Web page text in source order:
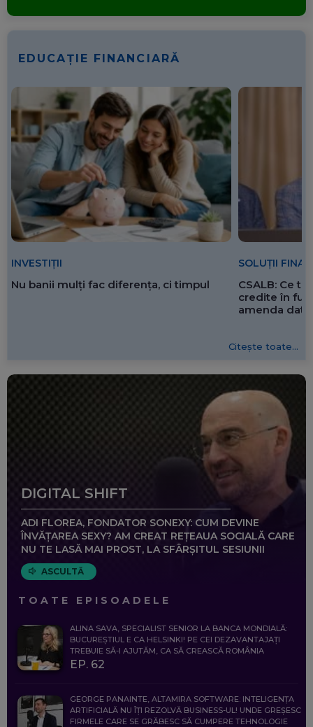
EDUCAȚIE FINANCIARĂ
INVESTIȚII
Nu banii mulți fac diferența, ci timpul
SOLUȚII
CSALB: Ce
credite în
amenda
Citește toate...
DIGITAL SHIFT
ADI FLOREA, FONDATOR SONEXY: CUM DEVINE
ÎNVĂȚAREA SEXY? AM CREAT REȚEAUA SOCIALĂ CARE
NU TE LASĂ MAI PROST, LA SFÂRȘITUL SESIUNII
ASCULTĂ
TOATE EPISOADELE
ALINA SAVA, SPECIALIST SENIOR LA BANCA MONDIALĂ:
BUCUREȘTIUL E CA HELSINKI! PE CEI DEZAVANTAJAȚI
TREBUIE SĂ-I AJUTĂM, CA SĂ CREASCĂ ROMÂNIA
EP. 62
GEORGE PANAINTE, ALTAMIRA SOFTWARE: INTELIGENȚA
ARTIFICIALĂ NU ÎȚI REZOLVĂ BUSINESS-UL! UNDE GREȘESC
FIRMELE CARE SE GRĂBESC SĂ CUMPERE TEHNOLOGIE